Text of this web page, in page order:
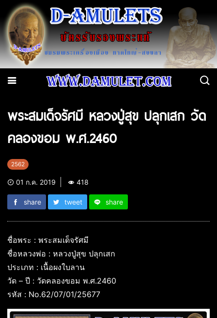
พระสมเด็จรัศมี หลวงปู่สุข ปลุกเสก วัด
คลองขอม พ.ศ.2460
2562
01 ก.ค. 2019 418
share tweet share
ชื่อพระ : พระสมเด็จรัศมี
ชื่อหลวงพ่อ : หลวงปู่สุข ปลุกเสก
ประเภท : เนื้อผงใบลาน
วัด – ปี : วัดคลองขอม พ.ศ.2460
รหัส : No.62/07/01/25677